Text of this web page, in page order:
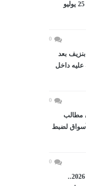
خلال الأسبوع الجارياليوم السبت، 25 يوليو
0
بعد
داخل
0
مطالب
لضبط
0
طقس الخميس 9 يوليو 2026..